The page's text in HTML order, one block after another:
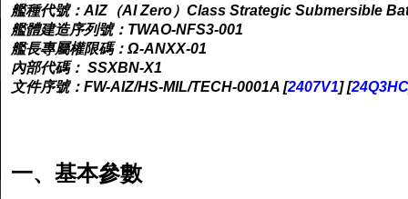
艦種代號：AIZ（AI Zero）Class Strategic Submersible
艦體建造序列號：TWAO-NFS3-001
艦長專屬權限碼：Ω-ANXX-01
內部代碼： SSXBN-X1
文件序號：FW-AIZ/HS-MIL/TECH-0001A [2407V1] [24Q3HC
一、基本參數